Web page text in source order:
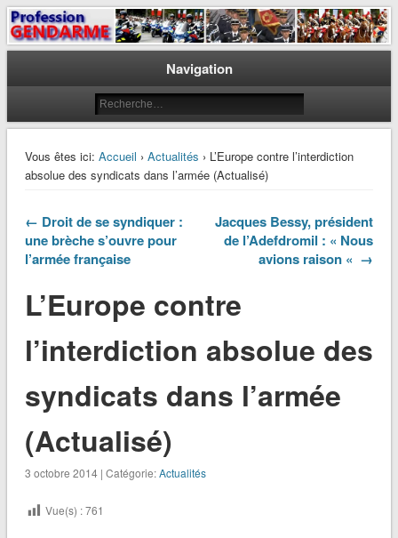
Profession Gendarme
Le journal des gendarmes
Navigation
Vous êtes ici: Accueil › Actualités › L’Europe contre l’interdiction
absolue des syndicats dans l’armée (Actualisé)
← Droit de se syndiquer :
une brèche s’ouvre pour
l’armée française
Jacques Bessy, président
de l’Adefdromil : « Nous
avions raison « →
L’Europe contre
l’interdiction absolue des
syndicats dans l’armée
(Actualisé)
3 octobre 2014 | Catégorie:Actualités
Vue(s) :761